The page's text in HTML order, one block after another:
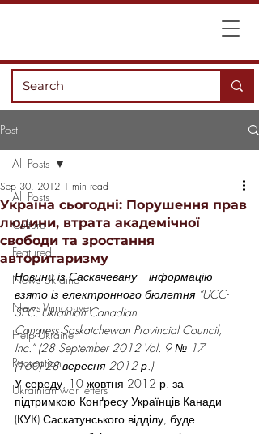
Post
All Posts
Culture
Featured
News Ukraine
News Vancouver
Help Ukraine
Recreation
Ukrainian war letters
All Posts
Україна сьогодні: Порушення прав
людини, втрата академічної
свободи та зростання
авторитаризму
Sep 30, 2012 1 min read
Новини із Саскачевану – інформацію
взято із електронного бюлетня “UCC-
SPC: Ukrainian Canadian
Congress Saskatchewan Provincial Council,
Inc.” (28 September 2012 Vol. 9 № 17
(160) 28 вересня 2012 р.)
У середу, 10 жовтня 2012 р. за
підтримкою Конґресу Українців Канади
(КУК) Саскатунського відділу, буде